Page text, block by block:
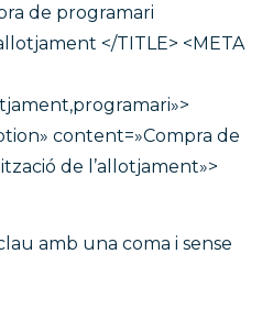
de programari
</TITLE> <META
content=»Compra de
de l’allotjament»>
amb una coma i sense